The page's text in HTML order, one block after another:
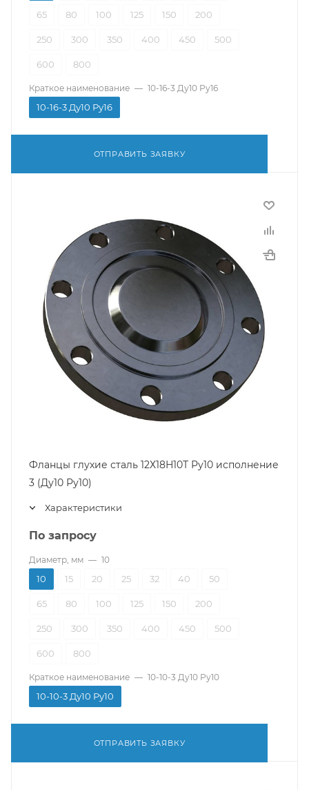
65 80 100 125 150 200
250 300 350 400 450 500
600 800
Краткое наименование — 10-16-3 Ду10 Ру16
10-16-3 Ду10 Ру16
ОТПРАВИТЬ ЗАЯВКУ
Фланцы глухие сталь 12Х18Н10Т Ру10 исполнение
3 (Ду10 Ру10)
Характеристики
По запросу
Диаметр, мм — 10
10 15 20 25 32 40 50
65 80 100 125 150 200
250 300 350 400 450 500
600 800
Краткое наименование — 10-10-3 Ду10 Ру10
10-10-3 Ду10 Ру10
ОТПРАВИТЬ ЗАЯВКУ